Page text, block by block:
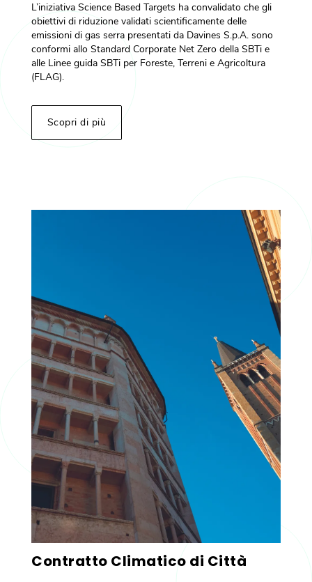
L’iniziativa Science Based Targets ha convalidato che gli
obiettivi di riduzione validati scientificamente delle
emissioni di gas serra presentati da Davines S.p.A. sono
conformi allo Standard Corporate Net Zero della SBTi e
alle Linee guida SBTi per Foreste, Terreni e Agricoltura
(FLAG).
Scopri di più
Contratto Climatico di Città